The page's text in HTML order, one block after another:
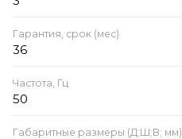
Гарантия, срок (мес)
36
Частота, Гц
50
Габаритные размеры (Д;Ш;В; мм)